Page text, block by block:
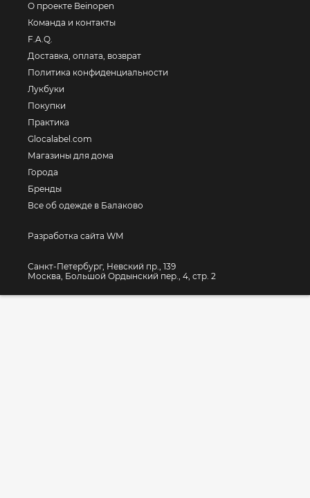
О проекте Beinopen
Команда и контакты
F.A.Q.
Доставка, оплата, возврат
Политика конфиденциальности
Лукбуки
Покупки
Практика
Glocalabel.com
Магазины для дома
Города
Бренды
Все об одежде в Балаково
Разработка сайта WM
Санкт-Петербург, Невский пр., 139
Москва, Большой Ордынский пер., 4, стр. 2